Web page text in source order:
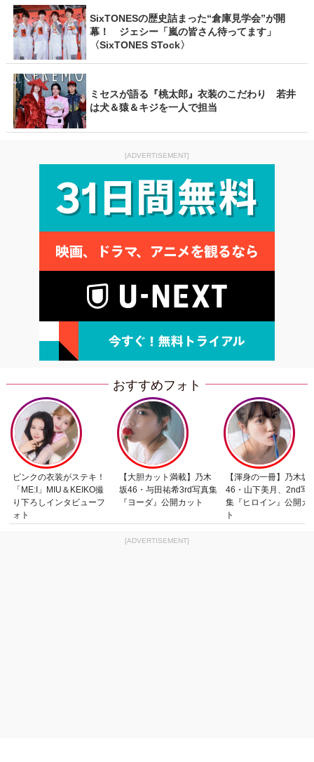
SixTONESの歴史詰まった“倉庫見学会”が開
幕！ ジェシー「嵐の皆さん待ってます」
〈SixTONES STock〉
ミセスが語る『桃太郎』衣装のこだわり 若井
は犬＆猿＆キジを一人で担当
[ADVERTISEMENT]
おすすめフォト
ピンクの衣装がステキ！
「ME:I」MIU＆KEIKO撮
り下ろしインタビューフ
ォト
【大胆カット満載】乃木
坂46・与田祐希3rd写真集
『ヨーダ』公開カット
【渾身の一冊】乃木坂
46・山下美月、2nd写
集『ヒロイン』公開カ
ト
[ADVERTISEMENT]